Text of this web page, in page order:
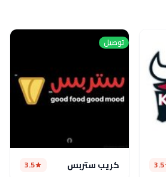
3.5
توصيل
كريب ستربس 3.5